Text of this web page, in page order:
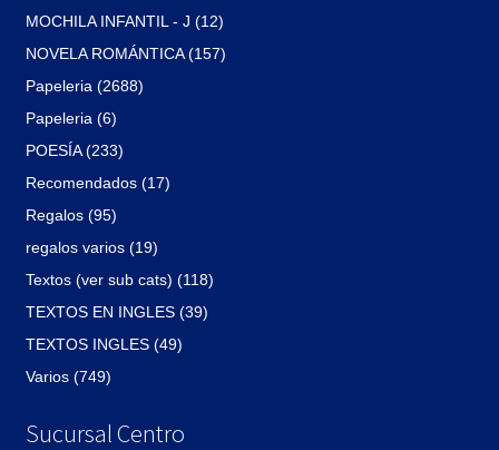
MOCHILA INFANTIL - J (12)
NOVELA ROMÁNTICA (157)
Papeleria (2688)
Papeleria (6)
POESÍA (233)
Recomendados (17)
Regalos (95)
regalos varios (19)
Textos (ver sub cats) (118)
TEXTOS EN INGLES (39)
TEXTOS INGLES (49)
Varios (749)
Sucursal Centro